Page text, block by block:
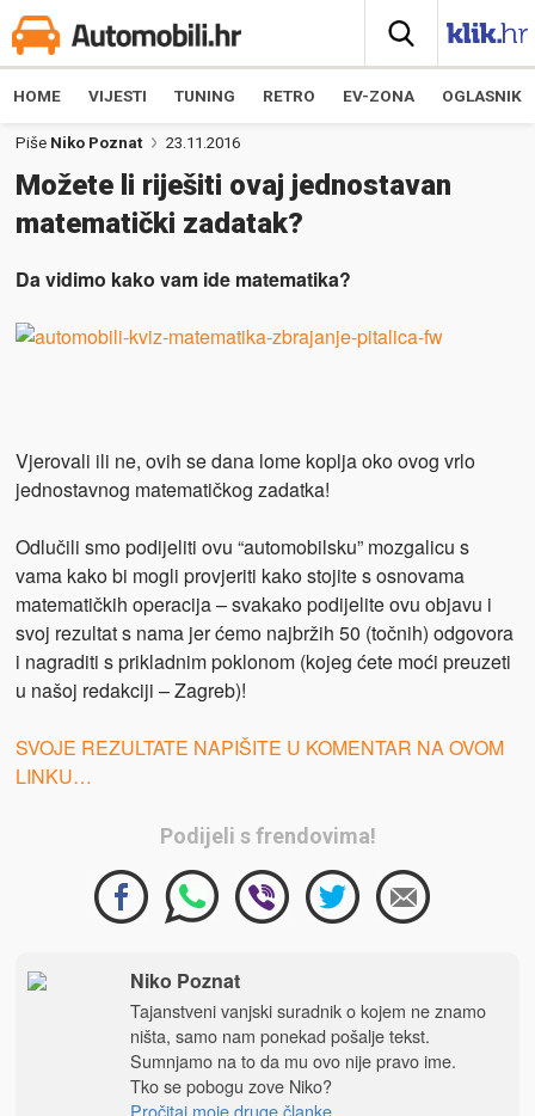
HOME VIJESTI TUNING RETRO EV-ZONA OGLASNIK
Piše Niko Poznat 23.11.2016
Možete li riješiti ovaj jednostavan
matematički zadatak?
Da vidimo kako vam ide matematika?
Vjerovali ili ne, ovih se dana lome koplja oko ovog vrlo
jednostavnog matematičkog zadatka!
Odlučili smo podijeliti ovu “automobilsku” mozgalicu s
vama kako bi mogli provjeriti kako stojite s osnovama
matematičkih operacija – svakako podijelite ovu objavu i
svoj rezultat s nama jer ćemo najbržih 50 (točnih) odgovora
i nagraditi s prikladnim poklonom (kojeg ćete moći preuzeti
u našoj redakciji – Zagreb)!
SVOJE REZULTATE NAPIŠITE U KOMENTAR NA OVOM
LINKU…
Podijeli s frendovima!
Niko Poznat
Tajanstveni vanjski suradnik o kojem ne znamo
ništa, samo nam ponekad pošalje tekst.
Sumnjamo na to da mu ovo nije pravo ime.
Tko se pobogu zove Niko?
Pročitaj moje druge članke